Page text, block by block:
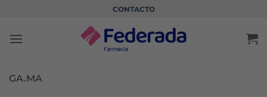
contenido
CONTACTO
GA.MA